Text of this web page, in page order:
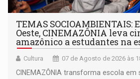
TEMAS SOCIOAMBIENTAIS:
Oeste, CINEMAZÔNIA leva
amazônico a estudantes na
Cultura 07 de Agosto de 2026 às
CINEMAZÔNIA transforma escola em